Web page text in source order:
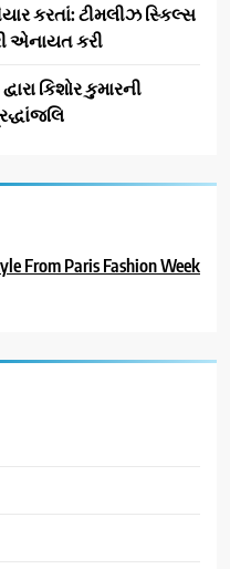
કરતાં: ટીમલીઝ સ્કિલ્સ
એનાયત કરી
કિશોર કુમારની
From Paris Fashion Week